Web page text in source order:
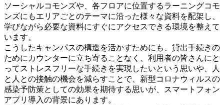
ソーシャルコモンズや、各フロアに位置するラーニングコモ
ンズにもエリアごとのテーマに沿った様々な資料を配架し、
学びながら必要な資料にすぐにアクセスできる環境を整えて
います。
こうしたキャンパスの構造を活かすためにも、貸出手続きの
ためにカウンターに立ち寄ることなく、利用者の皆さんにと
ってストレスフリーな手続きを実現したいという思いや、人
と人との接触の機会を減らすことで、新型コロナウィルスの
感染予防策としての効果を期待する思いが、スマートフォン
アプリ導入の背景にあります。